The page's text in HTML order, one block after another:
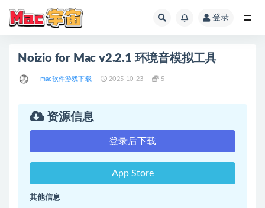
登录
Noizio for Mac v2.2.1 环境音模拟工具
mac软件游戏下载 2025-10-23 5
资源信息
登录后下载
App Store
其他信息